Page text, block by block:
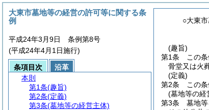
○大東
(趣旨)
第1条
この
骨堂又は火
(定義)
第2条
この
(墓地等の経
第3条
墓地等
大東市墓地等の経営の許可等に関する条
例
平成24年3月9日 条例第8号
(平成24年4月1日施行)
条項目次
沿革
本則
第1条(趣旨)
第2条(定義)
第3条(墓地等の経営主体)